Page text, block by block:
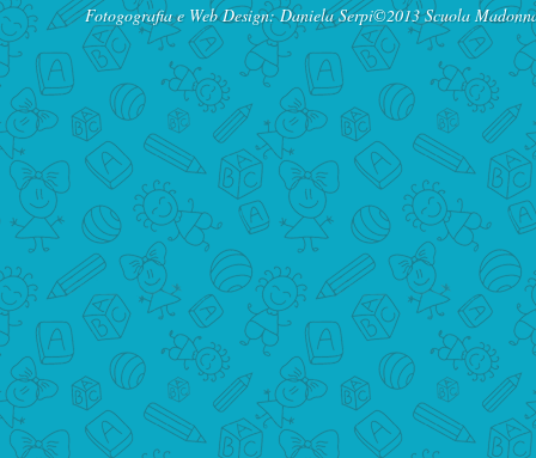
©2013 Scuola
Fotogografia e Web Design:Daniela Serpi